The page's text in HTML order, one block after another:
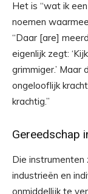
Het is “wat ik
noemen
“Daar [are]
eigenlijk zegt:
grimmiger.’
ongelooflijk
krachtig.”
Gereedschap
Die instrumenten
industrieën en
onmiddellijk te